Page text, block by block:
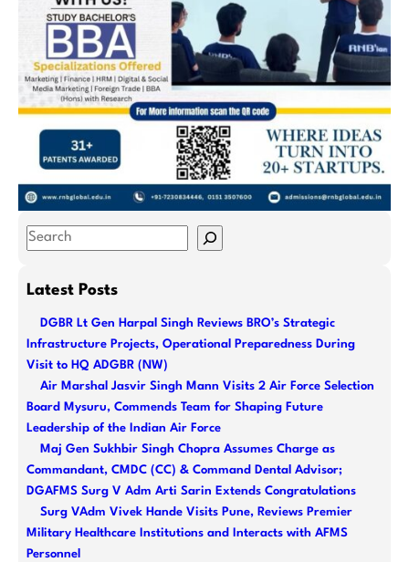
S
aLatest Posts
DGBR Lt Gen Harpal Singh Reviews BRO’s Strategic
Infrastructure Projects, Operational Preparedness During
Visit to HQ ADGBR (NW)
Air Marshal Jasvir Singh Mann Visits 2 Air Force Selection
Board Mysuru, Commends Team for Shaping Future
Leadership of the Indian Air Force
Maj Gen Sukhbir Singh Chopra Assumes Charge as
Commandant, CMDC (CC) & Command Dental Advisor;
DGAFMS Surg V Adm Arti Sarin Extends Congratulations
Surg VAdm Vivek Hande Visits Pune, Reviews Premier
Military Healthcare Institutions and Interacts with AFMS
Personnel